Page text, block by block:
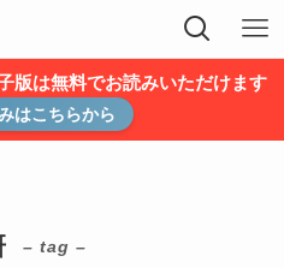
版は無料でお読みいただけます
はこちらから
– tag –